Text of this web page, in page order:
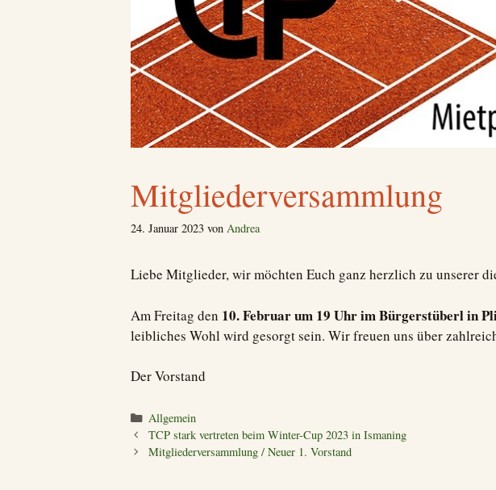
Mitgliederversammlung
24. Januar 2023 von Andrea
Liebe Mitglieder, wir möchten Euch ganz herzlich zu unserer
Am Freitag den 10. Februar um 19 Uhr im Bürgerstüberl in
leibliches Wohl wird gesorgt sein. Wir freuen uns über
Der Vorstand
Kategorien
Allgemein
TCP stark vertreten beim Winter-Cup 2023 in Ismaning
Mitgliederversammlung / Neuer 1. Vorstand